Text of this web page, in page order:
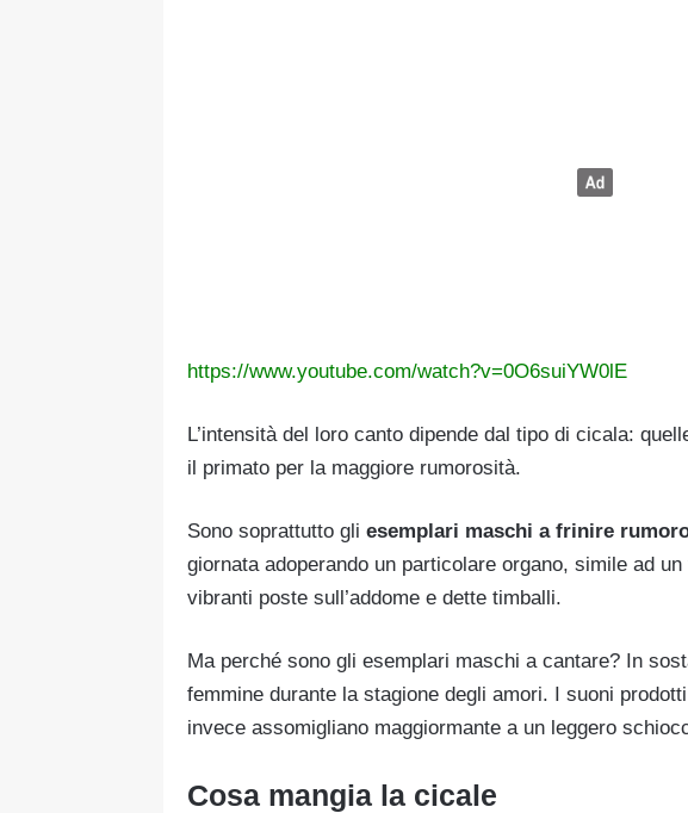
https://www.youtube.com/watch?v=0O6suiYW0lE
L’intensità del loro canto dipende dal tipo di cicala:
il primato per la maggiore rumorosità.
Sono soprattutto gli esemplari maschi a frinire
giornata adoperando un particolare organo, simile ad
vibranti poste sull’addome e dette timballi.
Ma perché sono gli esemplari maschi a cantare? In
femmine durante la stagione degli amori. I suoni
invece assomigliano maggiormante a un leggero
Cosa mangia la cicale